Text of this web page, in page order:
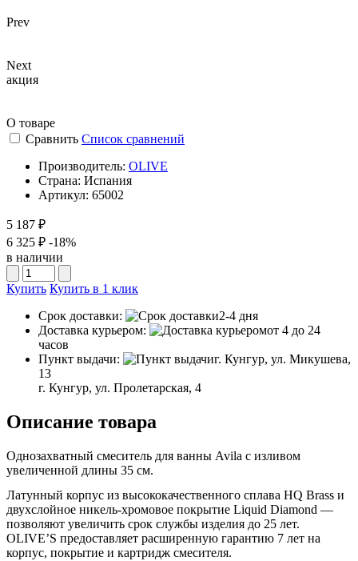
Prev
Next
акция
О товаре
Сравнить Список сравнений
Производитель: OLIVE
Страна: Испания
Артикул: 65002
5 187 ₽
6 325 ₽ -18%
в наличии
Купить Купить в 1 клик
Срок доставки:
2-4 дня
Доставка курьером:
от 4 до 24
часов
Пункт выдачи:
г. Кунгур, ул. Микушева,
13
г. Кунгур, ул. Пролетарская, 4
Описание товара
Однозахватный смеситель для ванны Avila с изливом
увеличенной длины 35 см.
Латунный корпус из высококачественного сплава HQ Brass и
двухслойное никель-хромовое покрытие Liquid Diamond —
позволяют увеличить срок службы изделия до 25 лет.
OLIVE’S предоставляет расширенную гарантию 7 лет на
корпус, покрытие и картридж смесителя.